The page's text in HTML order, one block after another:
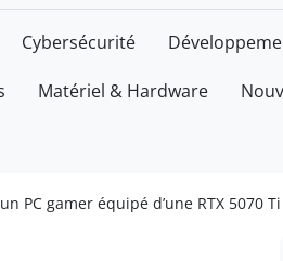
Cybersécurité
Matériel & Hardware
gamer équipé d’une RTX 5070 Ti